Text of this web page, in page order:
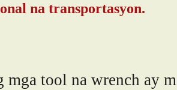
na transportasyon.
tool na wrench ay